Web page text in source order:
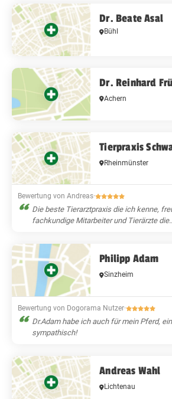
Dr. Beate Asal
Bühl
Dr. Reinhard
Achern
Tierpraxis
Rheinmünster
Bewertung von Andreas·
Die beste Tierarztpraxis die ich kenne,
fachkundige Mitarbeiter und Tierärzte
Philipp Adam
Sinzheim
Bewertung von Dogorama Nutzer·
Dr.Adam habe ich auch für mein Pferd,
sympathisch!
Andreas Wahl
Lichtenau